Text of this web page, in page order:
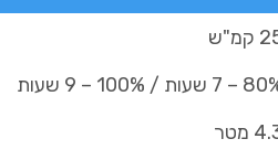
קמ"ש
7 שעות / 100% – 9 שעות
מטר